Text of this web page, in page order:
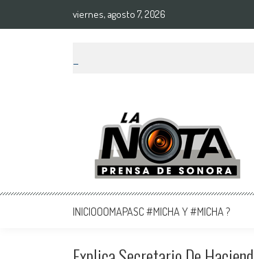
viernes, agosto 7, 2026
La Nota Prensa De
Noticias del día
INICIOOOMAPASC #MICHA Y #MICHA ?